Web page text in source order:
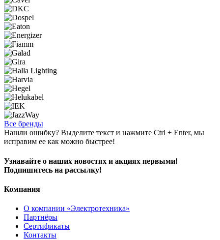
Все бренды
Нашли ошибку? Выделите текст и нажмите Ctrl + Enter, мы
исправим ее как можно быстрее!
Узнавайте о наших новостях и акциях первыми!
Подпишитесь на рассылку!
Компания
О компании «Электротехника»
Партнёры
Сертификаты
Контакты